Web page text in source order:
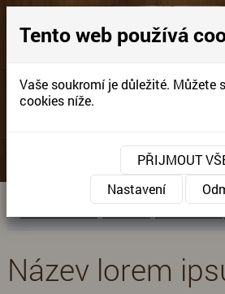
Výroba
Název lorem
Tento web používá
Vaše soukromí je důležité. Můžete
cookies níže.
PŘIJMOUT
Nastavení